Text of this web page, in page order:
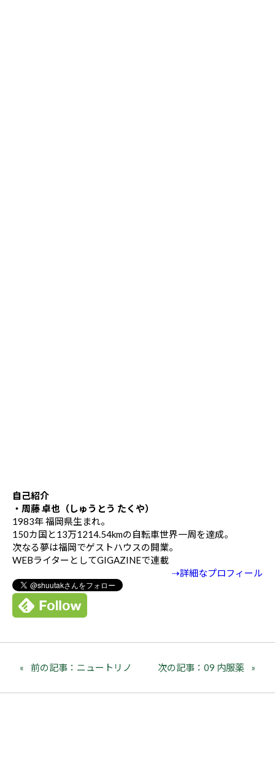
自己紹介
・周藤 卓也（しゅうとう たくや）
1983年 福岡県生まれ。
150カ国と13万1214.54kmの自転車世界一周を達成。
次なる夢は福岡でゲストハウスの開業。
WEBライターとしてGIGAZINEで連載
⇢詳細なプロフィール
前の記事：ニュートリノ 次の記事：09 内服薬